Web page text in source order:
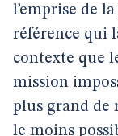
l’emprise de
référence qui
contexte que
mission
plus grand de
le moins